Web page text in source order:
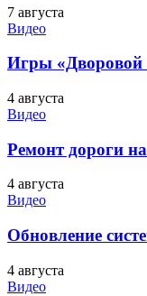
7 августа
Видео
Игры «Дворовой
4 августа
Видео
Ремонт дороги
4 августа
Видео
Обновление
4 августа
Видео